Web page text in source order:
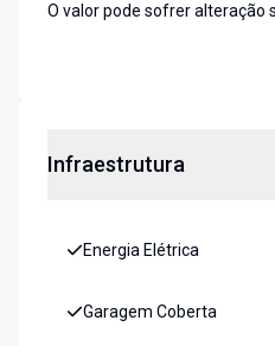
O valor pode sofrer alteração
Infraestrutura
Energia Elétrica
Garagem Coberta